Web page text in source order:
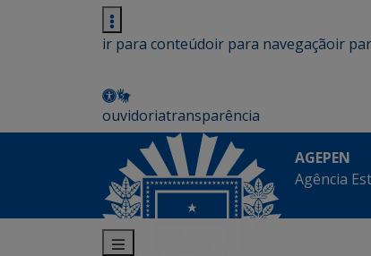
ir para conteúdoir para navegaçãoir
ouvidoriatransparência
AGEPEN
Agência